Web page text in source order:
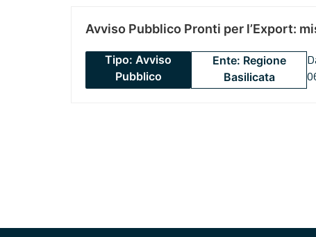
Avviso Pubblico Pronti per l’Export:
Tipo: Avviso
Pubblico
Ente: Regione
Basilicata